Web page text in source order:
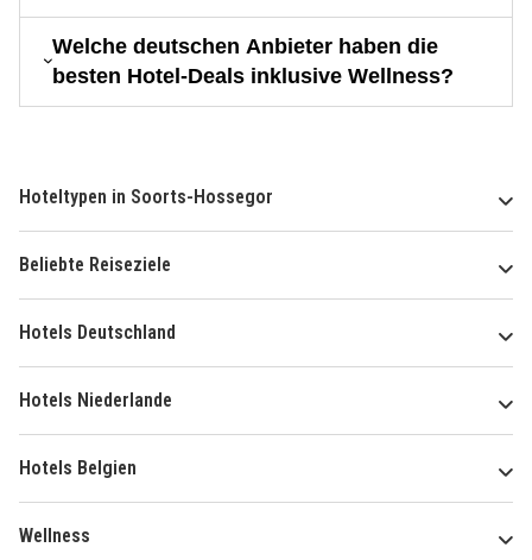
Welche deutschen Anbieter haben die
besten Hotel-Deals inklusive Wellness?
Hoteltypen in Soorts-Hossegor
Beliebte Reiseziele
Hotels Deutschland
Hotels Niederlande
Hotels Belgien
Wellness